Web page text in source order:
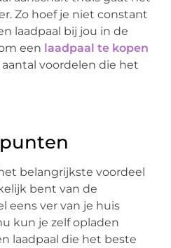
Zo hoef je niet constant
laadpaal bij jou in de
een laadpaal te kopen
voordelen die het
belangrijkste voordeel
bent van de
eens ver van je huis
kun je zelf opladen
laadpaal die het beste